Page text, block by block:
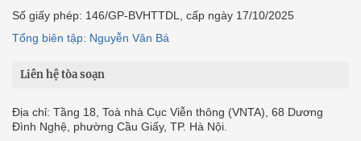
Số giấy phép: 146/GP-BVHTTDL, cấp ngày 17/10/2025
Tổng biên tập: Nguyễn Văn Bá
Liên hệ tòa soạn
Địa chỉ: Tầng 18, Toà nhà Cục Viễn thông (VNTA), 68 Dương
Đình Nghệ, phường Cầu Giấy, TP. Hà Nội.